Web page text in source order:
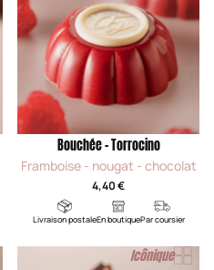
Bouchée - Torrocino
Framboise - nougat - chocolat
4,40 €
Livraison postaleEn boutiquePar coursier
Icônique